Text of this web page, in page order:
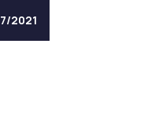
2021